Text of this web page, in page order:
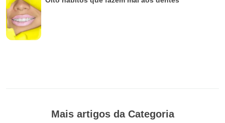
Mais artigos da Categoria